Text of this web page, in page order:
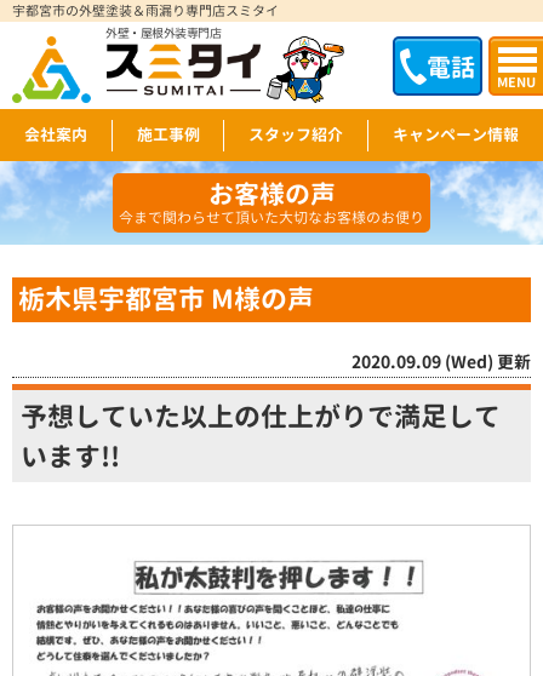
電話 MENU
宇都宮市の外壁塗装＆雨漏り専門店スミタイ
外壁・屋根外装専門店
会社案内 施工事例 スタッフ紹介 キャンペーン情報
お客様の声
今まで関わらせて頂いた大切なお客様のお便り
栃木県宇都宮市 M様の声
2020.09.09 (Wed) 更新
予想していた以上の仕上がりで満足して
います!!